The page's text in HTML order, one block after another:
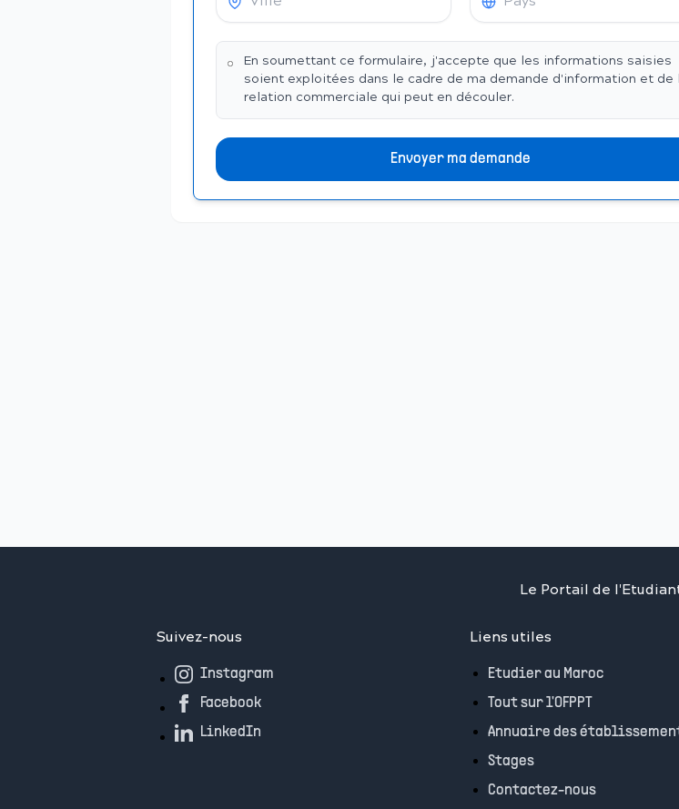
En soumettant ce formulaire, j'accepte que les informations saisies
soient exploitées dans le cadre de ma demande d'information et de
relation commerciale qui peut en découler.
Envoyer ma demande
Le Portail de
Suivez-nous
Instagram
Facebook
LinkedIn
Liens utiles
Etudier au Maroc
Tout sur l'OFPPT
Annuaire des
Stages
Contactez-nous